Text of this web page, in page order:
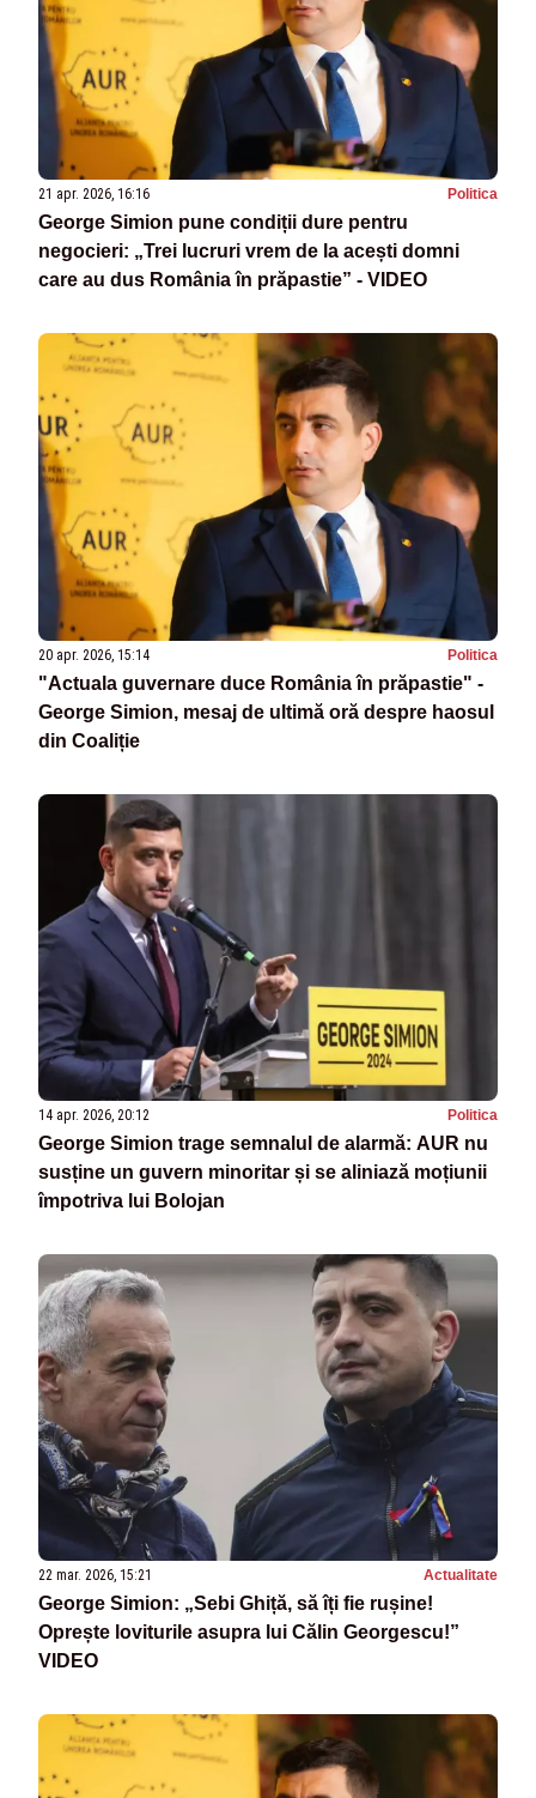
21 apr. 2026, 16:16 Politica
George Simion pune condiții dure pentru
negocieri: „Trei lucruri vrem de la acești domni
care au dus România în prăpastie” - VIDEO
20 apr. 2026, 15:14 Politica
"Actuala guvernare duce România în prăpastie" -
George Simion, mesaj de ultimă oră despre haosul
din Coaliție
14 apr. 2026, 20:12 Politica
George Simion trage semnalul de alarmă: AUR nu
susține un guvern minoritar și se aliniază moțiunii
împotriva lui Bolojan
22 mar. 2026, 15:21 Actualitate
George Simion: „Sebi Ghiță, să îți fie rușine!
Oprește loviturile asupra lui Călin Georgescu!”
VIDEO